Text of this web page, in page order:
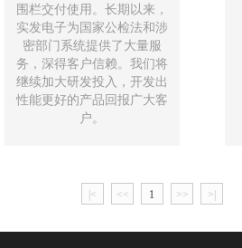
围栏交付使用。长期以来，
实发电子为国家公检法和涉
密部门系统提供了大量服
务，深得客户信赖。我们将
继续加大研发投入，开发出
性能更好的产品回报广大客
户。
|< << 1 >> >|